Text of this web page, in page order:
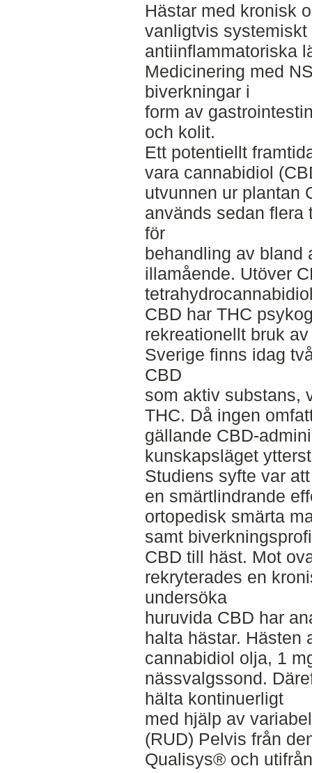
Hästar med kronisk
vanligtvis
antiinflammatoriska
Medicinering med
biverkningar i
form av
och kolit.
Ett potentiellt
vara cannabidiol
utvunnen ur plantan
används sedan flera
för
behandling av bland
illamående. Utöver
CBD har THC
rekreationellt bruk
Sverige finns idag
CBD
som aktiv substans,
THC. Då ingen
gällande CBD-
kunskapsläget
Studiens syfte var
en smärtlindrande
ortopedisk smärta
samt
CBD till häst. Mot
rekryterades en
undersöka
huruvida CBD har
halta hästar. Hästen
cannabidiol olja, 1
nässvalgssond.
hälta kontinuerligt
med hjälp av
(RUD) Pelvis från
Qualisys® och